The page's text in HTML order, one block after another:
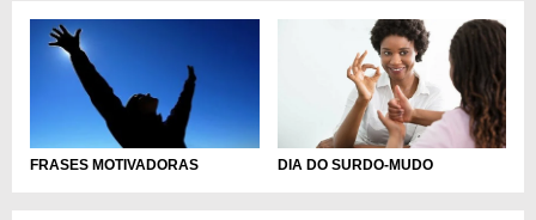
FRASES MOTIVADORAS DIA DO SURDO-MUDO